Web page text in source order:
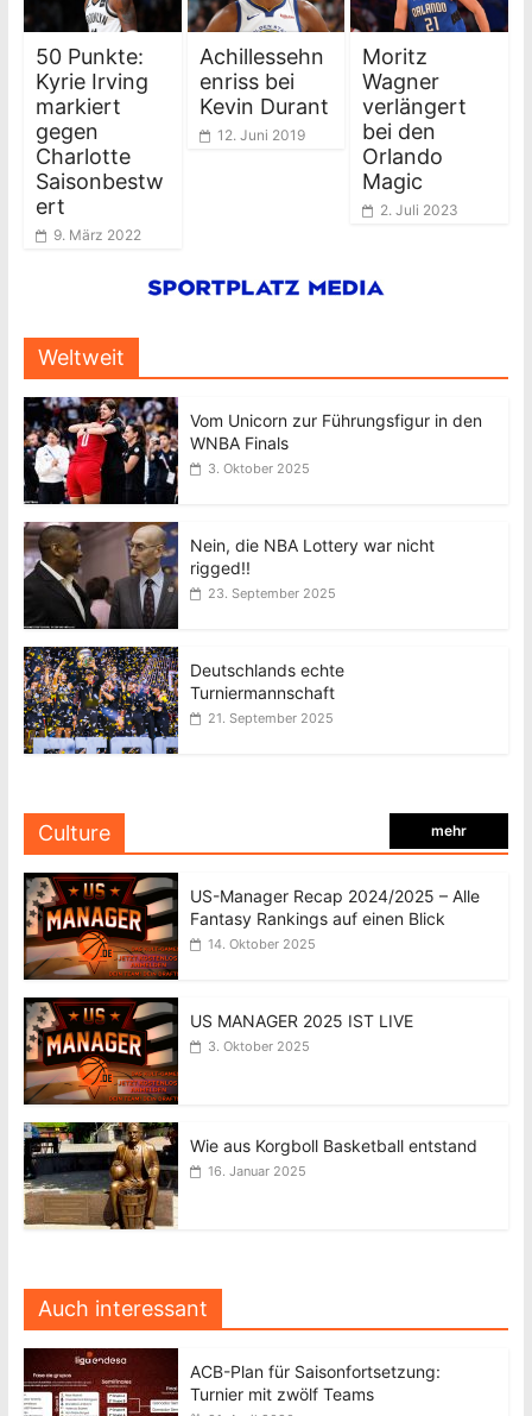
50 Punkte:
Kyrie Irving
markiert
gegen
Charlotte
Saisonbestw
ert
9. März 2022
Achillessehn
enriss bei
Kevin Durant
12. Juni 2019
Moritz
Wagner
verlängert
bei den
Orlando
Magic
2. Juli 2023
Weltweit
Vom Unicorn zur Führungsfigur in den
WNBA Finals
3. Oktober 2025
Nein, die NBA Lottery war nicht
rigged!!
23. September 2025
Deutschlands echte
Turniermannschaft
21. September 2025
Culture mehr
US-Manager Recap 2024/2025 – Alle
Fantasy Rankings auf einen Blick
14. Oktober 2025
US MANAGER 2025 IST LIVE
3. Oktober 2025
Wie aus Korgboll Basketball entstand
16. Januar 2025
Auch interessant
ACB-Plan für Saisonfortsetzung:
Turnier mit zwölf Teams